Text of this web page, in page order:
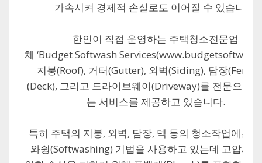
가속시켜 경제적 손실로도 이어질 수 있습니다.
한인이 직접 운영하는 주택청소전문업
체 ‘Budget Softwash
지붕(Roof), 거터(Gutter), 외벽(Siding), 담장
(Deck), 그리고 드라이브웨이(Driveway)를 전문으로
는 서비스를 제공하고 있습니다.
특히 주택의 지붕, 외벽, 담장, 덱 등의 청소작업에는
와슁(Softwashing) 기법을 사용하고 있는데 고압세